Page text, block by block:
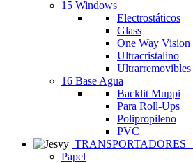
15 Windows
Electrostáticos
Glass
One Way Vision
Ultracristalino
Ultrarremovibles
16 Base Agua
Backlit Muppi
Para Roll-Ups
Polipropileno
PVC
TRANSPORTADORES
Papel